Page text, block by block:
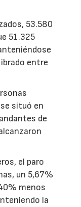
53.580
51.325
entre
situó en
de
el paro
un 5,67%
menos
la